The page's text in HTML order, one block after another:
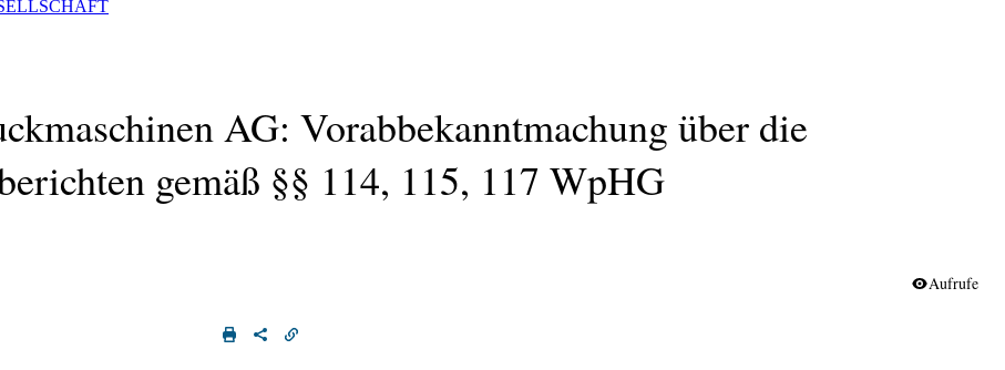
AG: Vorabbekanntmachung über die
gemäß §§ 114, 115, 117 WpHG
Aufrufe